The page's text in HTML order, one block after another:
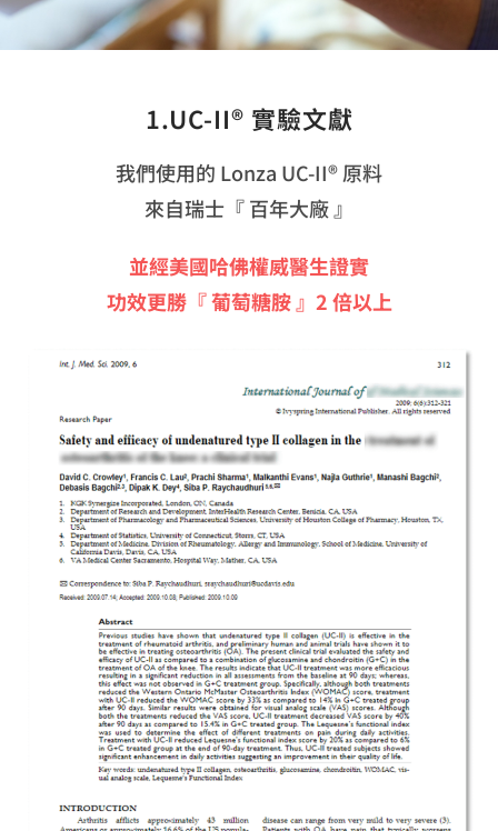
1.UC-II® 實驗文獻
我們使用的 Lonza UC-II® 原料
來自瑞士『 百年大廠 』
並經美國哈佛權威醫生證實
功效更勝『 葡萄糖胺 』2 倍以上